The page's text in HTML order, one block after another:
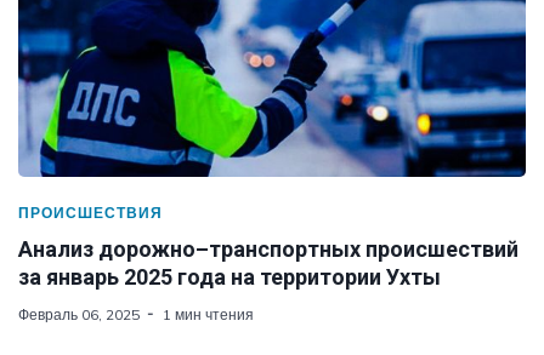
ПРОИСШЕСТВИЯ
Анализ дорожно–транспортных происшествий
за январь 2025 года на территории Ухты
Февраль 06, 2025 1 мин чтения